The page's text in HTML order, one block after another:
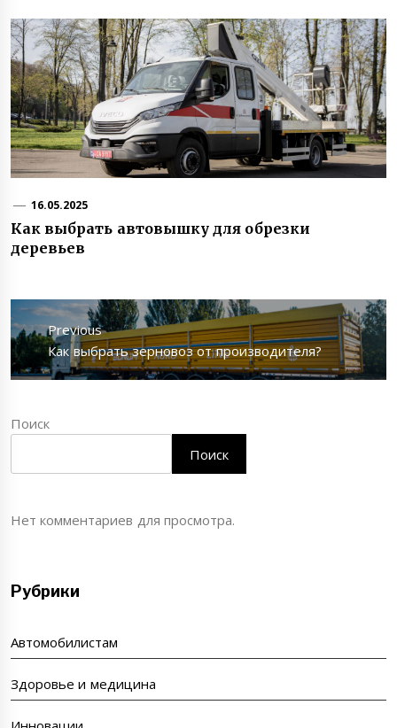
16.05.2025
Как выбрать автовышку для обрезки
деревьев
Навигация
по
записям
Previous
Previous
post:
Как выбрать зерновоз от производителя?
Поиск
Поиск
Нет комментариев для просмотра.
Рубрики
Автомобилистам
Здоровье и медицина